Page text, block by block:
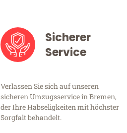
Sicherer
Service
Verlassen Sie sich auf unseren
sicheren Umzugsservice in Bremen,
der Ihre Habseligkeiten mit höchster
Sorgfalt behandelt.